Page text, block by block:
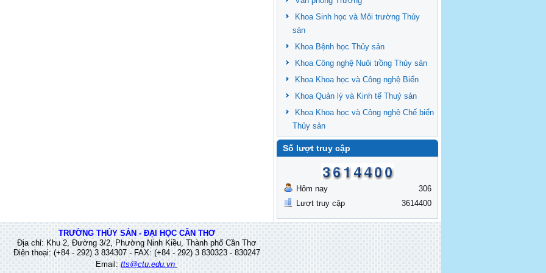
Khoa Sinh học và Môi trường Thủy
sản
Khoa Bệnh học Thủy sản
Khoa Công nghệ Nuôi trồng Thủy sản
Khoa Khoa học và Công nghệ Biển
Khoa Quản lý và Kinh tế Thuỷ sản
Khoa Khoa học và Công nghệ Chế biến
Thủy sản
Số lượt truy cập
Hôm nay
Lượt truy cập
306
3614400
TRƯỜNG THỦY SẢN - ĐẠI HỌC CẦN THƠ
Địa chỉ: Khu 2, Đường 3/2, Phường Ninh Kiều, Thành phố Cần Thơ
Điện thoại: (+84 - 292) 3 834307 - FAX: (+84 - 292) 3 830323 - 830247
Email: tts@ctu.edu.vn